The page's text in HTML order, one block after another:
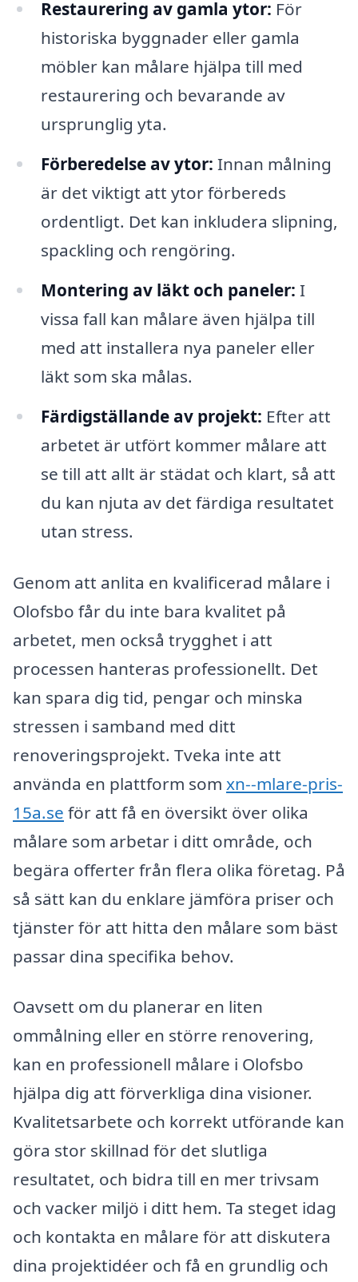
Restaurering av gamla ytor: För
historiska byggnader eller gamla
möbler kan målare hjälpa till med
restaurering och bevarande av
ursprunglig yta.
Förberedelse av ytor: Innan målning
är det viktigt att ytor förbereds
ordentligt. Det kan inkludera slipning,
spackling och rengöring.
Montering av läkt och paneler: I
vissa fall kan målare även hjälpa till
med att installera nya paneler eller
läkt som ska målas.
Färdigställande av projekt: Efter att
arbetet är utfört kommer målare att
se till att allt är städat och klart, så att
du kan njuta av det färdiga resultatet
utan stress.
Genom att anlita en kvalificerad målare i
Olofsbo får du inte bara kvalitet på
arbetet, men också trygghet i att
processen hanteras professionellt. Det
kan spara dig tid, pengar och minska
stressen i samband med ditt
renoveringsprojekt. Tveka inte att
använda en plattform som xn--mlare-pris-
15a.se för att få en översikt över olika
målare som arbetar i ditt område, och
begära offerter från flera olika företag. På
så sätt kan du enklare jämföra priser och
tjänster för att hitta den målare som bäst
passar dina specifika behov.
Oavsett om du planerar en liten
ommålning eller en större renovering,
kan en professionell målare i Olofsbo
hjälpa dig att förverkliga dina visioner.
Kvalitetsarbete och korrekt utförande kan
göra stor skillnad för det slutliga
resultatet, och bidra till en mer trivsam
och vacker miljö i ditt hem. Ta steget idag
och kontakta en målare för att diskutera
dina projektidéer och få en grundlig och